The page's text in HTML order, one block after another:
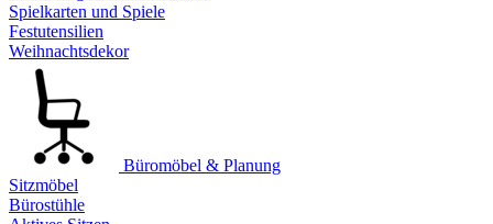
Spielkarten und Spiele
Festutensilien
Weihnachtsdekor
Büromöbel & Planung
Sitzmöbel
Bürostühle